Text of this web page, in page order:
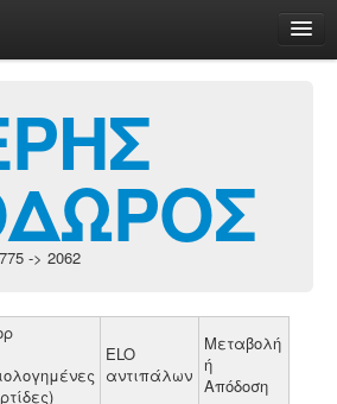
-> 2062
ELO
αντιπάλων
Μεταβολή
ή
Απόδοση